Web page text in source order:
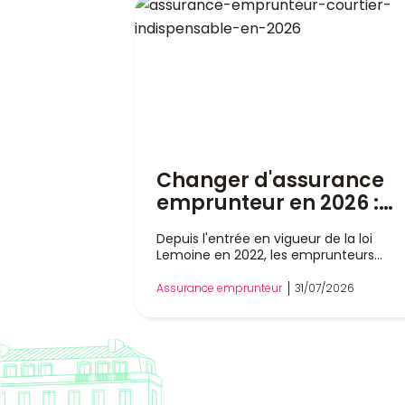
Changer d'assurance
emprunteur en 2026 :
pourquoi un courtier est
indispensable
Depuis l'entrée en vigueur de la loi
Lemoine en 2022, les emprunteurs
immobilier à tout moment, sans
respect de l'équivalence de couverture
Assurance emprunteur 31/07/2026